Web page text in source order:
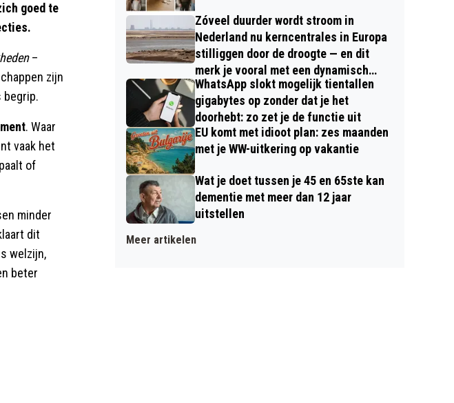
goed te
–
zijn
begrip.
. Waar
vaak het
of
minder
dit
welzijn,
beter
Zóveel duurder wordt stroom in
Nederland nu kerncentrales in Europa
stilliggen door de droogte — en dit
merk je vooral met een dynamisch
contract
WhatsApp slokt mogelijk tientallen
gigabytes op zonder dat je het
doorhebt: zo zet je de functie uit
EU komt met idioot plan: zes maanden
met je WW-uitkering op vakantie
Wat je doet tussen je 45 en 65ste kan
dementie met meer dan 12 jaar
uitstellen
Meer artikelen